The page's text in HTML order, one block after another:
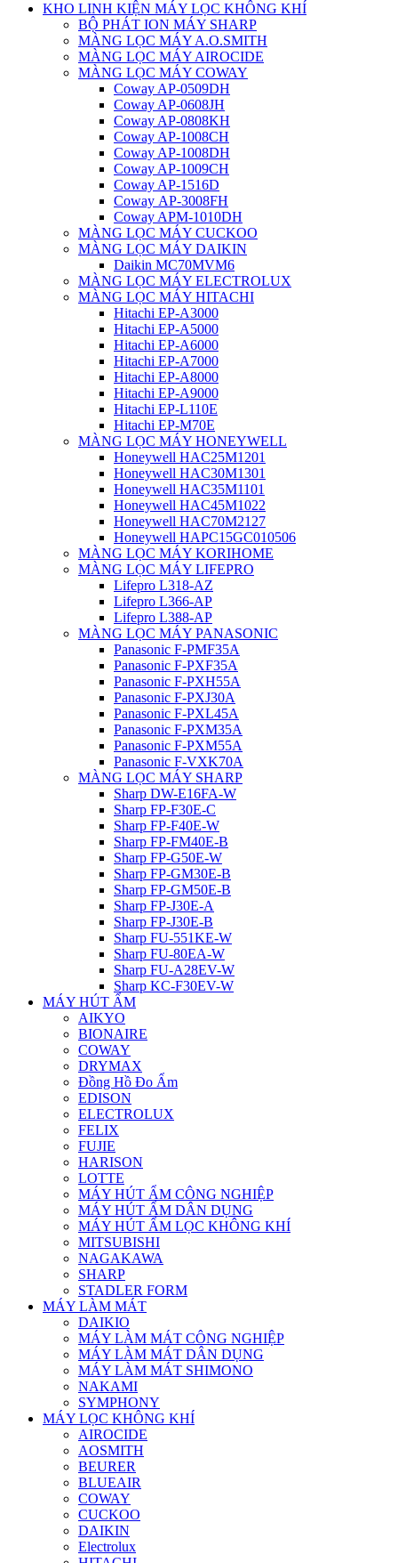
KHO LINH KIỆN MÁY LỌC KHÔNG KHÍ
BỘ PHÁT ION MÁY SHARP
MÀNG LỌC MÁY A.O.SMITH
MÀNG LỌC MÁY AIROCIDE
MÀNG LỌC MÁY COWAY
Coway AP-0509DH
Coway AP-0608JH
Coway AP-0808KH
Coway AP-1008CH
Coway AP-1008DH
Coway AP-1009CH
Coway AP-1516D
Coway AP-3008FH
Coway APM-1010DH
MÀNG LỌC MÁY CUCKOO
MÀNG LỌC MÁY DAIKIN
Daikin MC70MVM6
MÀNG LỌC MÁY ELECTROLUX
MÀNG LỌC MÁY HITACHI
Hitachi EP-A3000
Hitachi EP-A5000
Hitachi EP-A6000
Hitachi EP-A7000
Hitachi EP-A8000
Hitachi EP-A9000
Hitachi EP-L110E
Hitachi EP-M70E
MÀNG LỌC MÁY HONEYWELL
Honeywell HAC25M1201
Honeywell HAC30M1301
Honeywell HAC35M1101
Honeywell HAC45M1022
Honeywell HAC70M2127
Honeywell HAPC15GC010506
MÀNG LỌC MÁY KORIHOME
MÀNG LỌC MÁY LIFEPRO
Lifepro L318-AZ
Lifepro L366-AP
Lifepro L388-AP
MÀNG LỌC MÁY PANASONIC
Panasonic F-PMF35A
Panasonic F-PXF35A
Panasonic F-PXH55A
Panasonic F-PXJ30A
Panasonic F-PXL45A
Panasonic F-PXM35A
Panasonic F-PXM55A
Panasonic F-VXK70A
MÀNG LỌC MÁY SHARP
Sharp DW-E16FA-W
Sharp FP-F30E-C
Sharp FP-F40E-W
Sharp FP-FM40E-B
Sharp FP-G50E-W
Sharp FP-GM30E-B
Sharp FP-GM50E-B
Sharp FP-J30E-A
Sharp FP-J30E-B
Sharp FU-551KE-W
Sharp FU-80EA-W
Sharp FU-A28EV-W
Sharp KC-F30EV-W
MÁY HÚT ẨM
AIKYO
BIONAIRE
COWAY
DRYMAX
Đồng Hồ Đo Ẩm
EDISON
ELECTROLUX
FELIX
FUJIE
HARISON
LOTTE
MÁY HÚT ẨM CÔNG NGHIỆP
MÁY HÚT ẨM DÂN DỤNG
MÁY HÚT ẨM LỌC KHÔNG KHÍ
MITSUBISHI
NAGAKAWA
SHARP
STADLER FORM
MÁY LÀM MÁT
DAIKIO
MÁY LÀM MÁT CÔNG NGHIỆP
MÁY LÀM MÁT DÂN DỤNG
MÁY LÀM MÁT SHIMONO
NAKAMI
SYMPHONY
MÁY LỌC KHÔNG KHÍ
AIROCIDE
AOSMITH
BEURER
BLUEAIR
COWAY
CUCKOO
DAIKIN
Electrolux